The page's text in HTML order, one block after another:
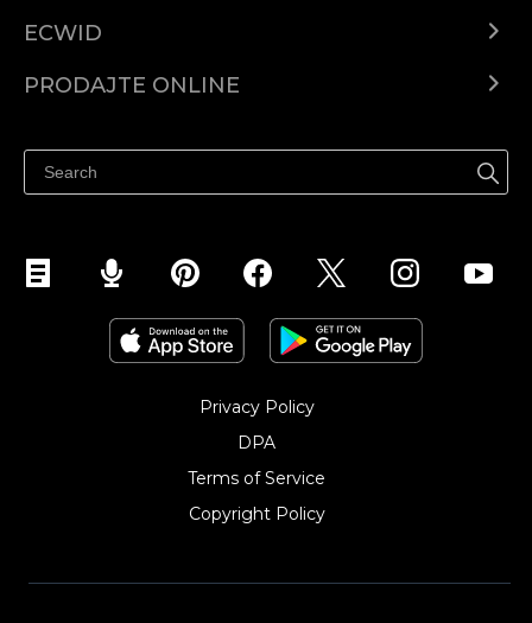
ECWID
PRODAJTE ONLINE
Privacy Policy
DPA
Terms of Service
Copyright Policy‎